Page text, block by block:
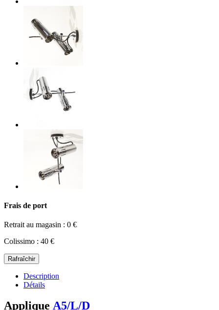
Frais de port
Retrait au magasin : 0 €
Colissimo : 40 €
Description
Détails
Applique A5/L/D